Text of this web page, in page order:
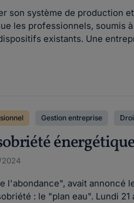
son système de production
les professionnels,
existants. Une
Gestion entreprise
2024
l'abondance", avait
: le "plan eau". Lundi